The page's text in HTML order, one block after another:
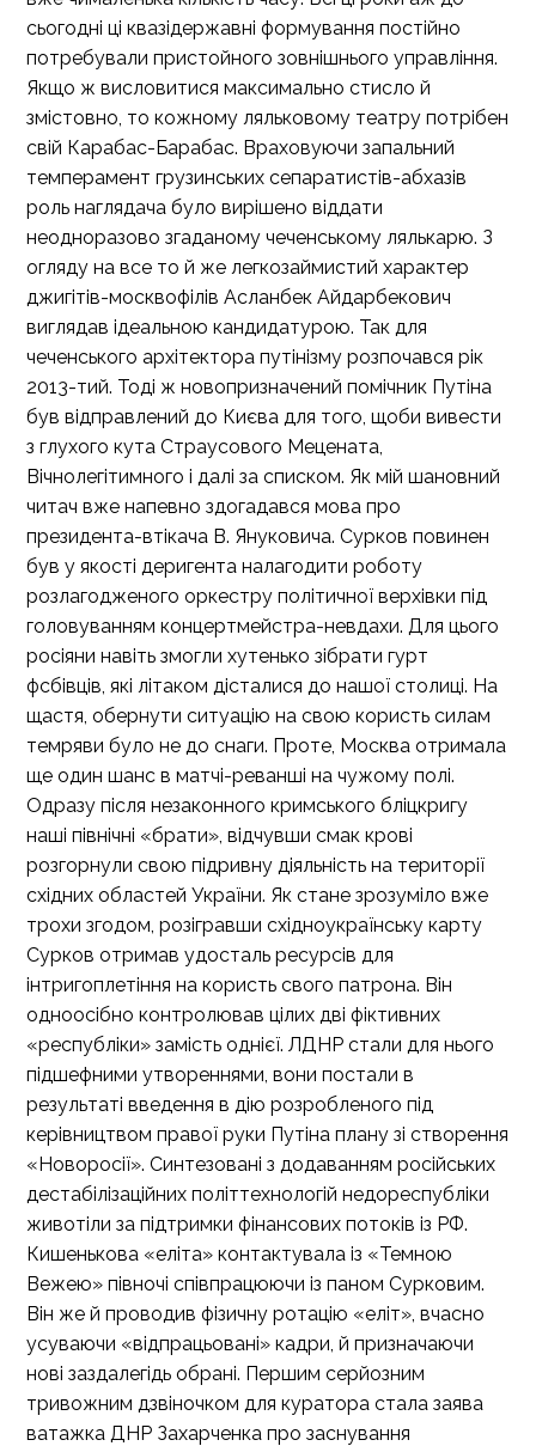
сьогодні ці квазідержавні формування постійно
потребували пристойного зовнішнього управління.
Якщо ж висловитися максимально стисло й
змістовно, то кожному ляльковому театру потрібен
свій Карабас-Барабас. Враховуючи запальний
темперамент грузинських сепаратистів-абхазів
роль наглядача було вирішено віддати
неодноразово згаданому чеченському лялькарю. З
огляду на все то й же легкозаймистий характер
джигітів-москвофілів Асланбек Айдарбекович
виглядав ідеальною кандидатурою. Так для
чеченського архітектора путінізму розпочався рік
2013-тий. Тоді ж новопризначений помічник Путіна
був відправлений до Києва для того, щоби вивести
з глухого кута Страусового Мецената,
Вічнолегітимного і далі за списком. Як мій шановний
читач вже напевно здогадався мова про
президента-втікача В. Януковича. Сурков повинен
був у якості деригента налагодити роботу
розлагодженого оркестру політичної верхівки під
головуванням концертмейстра-невдахи. Для цього
росіяни навіть змогли хутенько зібрати гурт
фсбівців, які літаком дісталися до нашої столиці. На
щастя, обернути ситуацію на свою користь силам
темряви було не до снаги. Проте, Москва отримала
ще один шанс в матчі-реванші на чужому полі.
Одразу після незаконного кримського бліцкригу
наші північні «брати», відчувши смак крові
розгорнули свою підривну діяльність на території
східних областей України. Як стане зрозуміло вже
трохи згодом, розігравши східноукраїнську карту
Сурков отримав удосталь ресурсів для
інтригоплетіння на користь свого патрона. Він
одноосібно контролював цілих дві фіктивних
«республіки» замість однієї. ЛДНР стали для нього
підшефними утвореннями, вони постали в
результаті введення в дію розробленого під
керівництвом правої руки Путіна плану зі створення
«Новоросії». Синтезовані з додаванням російських
дестабілізаційних політтехнологій недореспубліки
животіли за підтримки фінансових потоків із РФ.
Кишенькова «еліта» контактувала із «Темною
Вежею» півночі співпрацюючи із паном Сурковим.
Він же й проводив фізичну ротацію «еліт», вчасно
усуваючи «відпрацьовані» кадри, й призначаючи
нові заздалегідь обрані. Першим серйозним
тривожним дзвіночком для куратора стала заява
ватажка ДНР Захарченка про заснування